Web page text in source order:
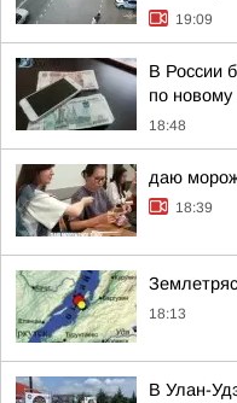
19:09
В России
по новому
18:48
даю
18:39
18:13
В Улан-